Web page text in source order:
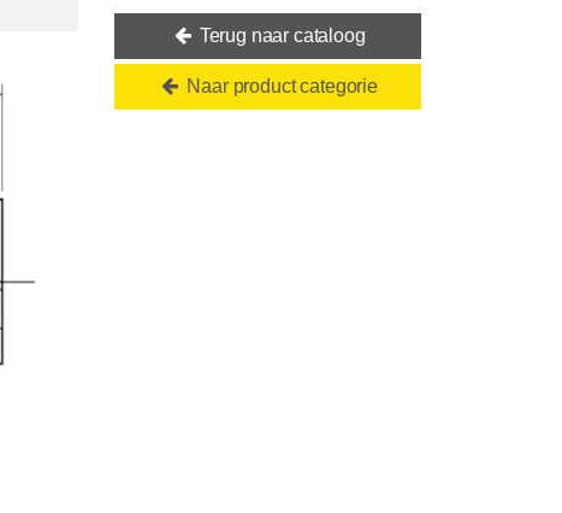
Terug naar cataloog
Naar product categorie